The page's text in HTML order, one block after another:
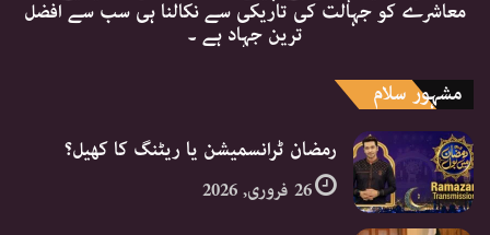
معاشرے کو جہالت کی تاریکی سے نکالنا ہی سب سے افضل
ترین جہاد ہے ۔
مشہور سلام
رمضان ٹرانسمیشن یا ریٹنگ کا کھیل؟
26 فروری, 2026